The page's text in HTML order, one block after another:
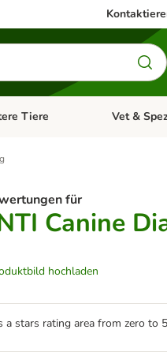
Menü öffnen: Hundezubehör
Tiere Kategorie-
Vet &
für
Canine
hochladen
a stars rating area from zero to